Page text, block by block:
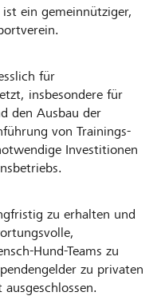
ein gemeinnütziger,
für
insbesondere für
den Ausbau der
von Trainings-
Investitionen
zu erhalten und
Hund-Teams zu
zu privaten